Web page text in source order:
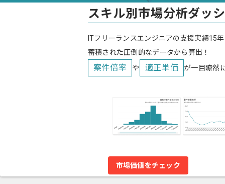
スキル別市場分析ダッ
ITフリーランスエンジニアの支援実績15
蓄積された圧倒的なデータから算出！
案件倍率 や 適正単価 が一目瞭然
市場価値をチェック